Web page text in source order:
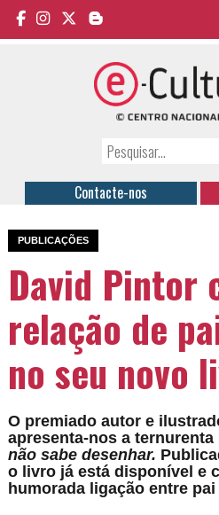
Contacte-nos
PUBLICAÇÕES
David Pintor
relação de
no seu novo
O premiado autor e
apresenta-nos a
não sabe desenhar.
o livro já está disponível e
humorada ligação entre